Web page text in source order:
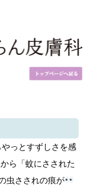
っとすずしさを感
ら「蚊にさされた
虫さされの痕が